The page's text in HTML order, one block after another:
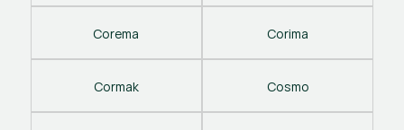
Corema Corima
Cormak Cosmo